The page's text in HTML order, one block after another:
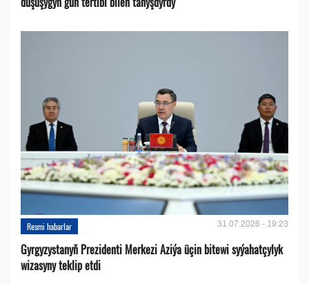
Resmi habarlar 31.07.2026 - 19:23
Gyrgyzystanyň Prezidenti Merkezi Aziýa üçin bitewi syýahatçylyk
wizasyny teklip etdi